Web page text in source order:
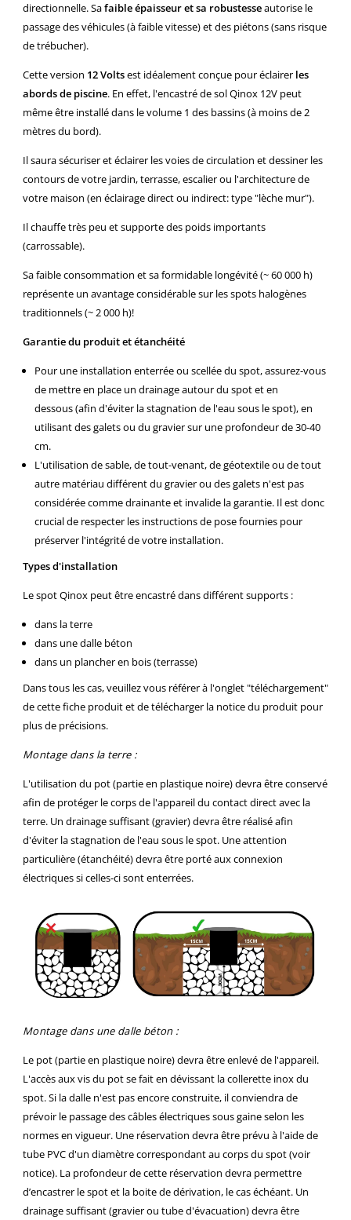
directionnelle. Safaible épaisseur et sa robustesseautorise le
passage des véhicules (à faible vitesse) et des piétons (sans risque
de trébucher).
Cette version 12 Voltsest idéalement conçue pour éclairer les
abords de piscine. En effet, l'encastré de sol Qinox 12V peut
même être installé dans le volume 1 des bassins (à moins de 2
mètres du bord).
Il saura sécuriser et éclairer les voies de circulation et dessiner les
contours de votre jardin, terrasse, escalier ou l'architecture de
votre maison (en éclairage direct ou indirect: type "lèche mur").
Il chauffe très peu et supporte des poids importants
(carrossable).
Sa faible consommation et sa formidable longévité (~ 60 000 h)
représente un avantage considérable sur les spots halogènes
traditionnels (~ 2 000 h)!
Garantie du produit et étanchéité
Pour une installation enterrée ou scellée du spot, assurez-vous
de mettre en place un drainage autour du spot et en
dessous (afin d'éviter la stagnation de l'eau sous le spot), en
utilisant des galets ou du gravier sur une profondeur de 30-40
cm.
L'utilisation de sable, de tout-venant, de géotextile ou de tout
autre matériau différent du gravier ou des galets n'est pas
considérée comme drainante et invalide la garantie. Il est donc
crucial de respecter les instructions de pose fournies pour
préserver l'intégrité de votre installation.
Types d'installation
Le spot Qinox peut être encastré dans différent supports :
dans la terre
dans une dalle béton
dans un plancher en bois (terrasse)
Dans tous les cas, veuillez vous référer à l'onglet "téléchargement"
de cette fiche produit et de télécharger la notice du produit pour
plus de précisions.
Montage dans la terre :
L'utilisation du pot (partie en plastique noire) devra être conservé
afin de protéger le corps de l'appareil du contact direct avec la
terre. Un drainage suffisant (gravier) devra être réalisé afin
d'éviter la stagnation de l'eau sous le spot. Une attention
particulière (étanchéité) devra être porté aux connexion
électriques si celles-ci sont enterrées.
Montage dans une dalle béton :
Le pot (partie en plastique noire) devra être enlevé de l'appareil.
L'accès aux vis du pot se fait en dévissant la collerette inox du
spot. Si la dalle n'est pas encore construite, il conviendra de
prévoir le passage des câbles électriques sous gaine selon les
normes en vigueur. Une réservation devra être prévu à l'aide de
tube PVC d'un diamètre correspondant au corps du spot (voir
notice). La profondeur de cette réservation devra permettre
d’encastrer le spot et la boite de dérivation, le cas échéant. Un
drainage suffisant (gravier ou tube d'évacuation) devra être